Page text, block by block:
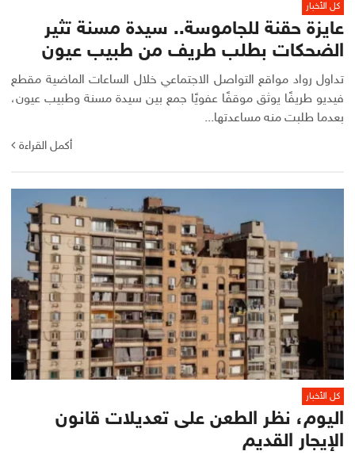
كل الأخبار
عايزة حقنة للجاموسة.. سيدة مسنة تثير
الضحكات بطلب طريف من طبيب عيون
تداول رواد مواقع التواصل الاجتماعي خلال الساعات الماضية مقطع
فيديو طريفًا يوثق موقفًا عفويًا جمع بين سيدة مسنة وطبيب عيون،
بعدما طلبت منه مساعدتها...
أكمل القراءة
كل الأخبار
اليوم، نظر الطعن على تعديلات قانون
الإيجار القديم